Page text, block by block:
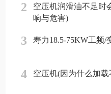
2
空压机润滑油不足时
响与危害)
3 寿力18.5-75KW工频/
4 空压机(因为什么加载